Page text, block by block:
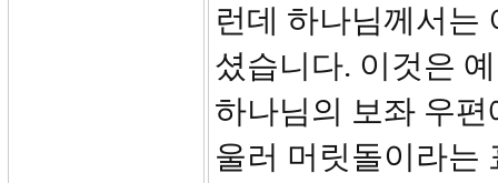
런데 하나님께서는
셨습니다. 이것은
하나님의 보좌 우
울러 머릿돌이라는